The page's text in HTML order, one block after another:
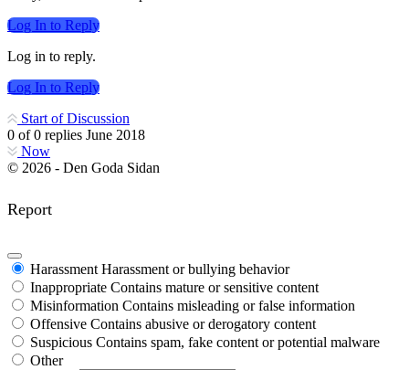
Log In to Reply
Log in to reply.
Log In to Reply
Start of Discussion
0 of0 replies June 2018
Now
© 2026 - Den Goda Sidan
Report
Harassment Harassment or bullying behavior
Inappropriate Contains mature or sensitive content
Misinformation Contains misleading or false information
Offensive Contains abusive or derogatory content
Suspicious Contains spam, fake content or potential malware
Other